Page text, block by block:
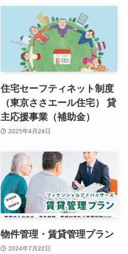
住宅セーフティネット制度
（東京ささエール住宅） 貸
主応援事業（補助金）
2025年4月24日
物件管理・賃貸管理プラン
2024年7月22日